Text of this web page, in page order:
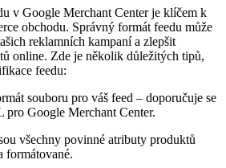
v Google Merchant Center je klíčem k
obchodu. Správný formát feedu může
reklamních kampaní a zlepšit
online. Zde je několik důležitých tipů,
feedu:
souboru pro váš feed – doporučuje se
Google Merchant Center.
všechny povinné atributy produktů
formátované.